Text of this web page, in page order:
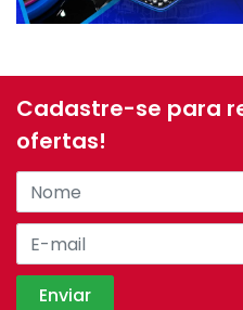
Cadastre-se para
ofertas!